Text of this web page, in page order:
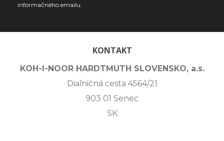
informačného emailu.
KONTAKT
KOH-I-NOOR HARDTMUTH SLOVENSKO, a.s.
Diaľničná cesta 4564/21
903 01 Senec
SK